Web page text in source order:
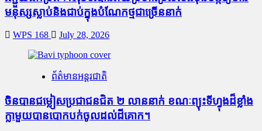
មនុស្សស្លាប់​និង​ជាប់ក្នុងបំណែកថ្មជាច្រើននាក់
WPS 168 July 28, 2026
ព័ត៌មានអន្តរជាតិ
ចិនបានជម្លៀសប្រជាជនជិត ២ លាននាក់ ខណៈព្យុះទីហ្វុងដ៏ខ្លាំង
ក្លាមួយបានបោកបក់ចូលដល់ដីគោក។